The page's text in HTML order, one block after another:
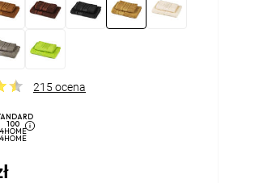
215 ocena
100
4HOME
4HOME